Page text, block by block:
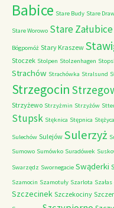
Babice Stare Budy Stare
Stare Worowo Stare Załubice
Bógpomóż Stary Kraszew
Stoczek Stolpen Stolzenhagen
Strachów Strachówka Stralsund
Strzegocin
Strzyżewo Strzyżmin Strzyżów
Stupsk Stęknica Stępnica Stężyca
Sulechów Sulejów Sulerzyż
Sumowo Sumówko Suradówek
Swarzędz Swornegacie Swąderki
Szamocin Szamotuły Szarlota Szałas
Szczecinek Szczekociny